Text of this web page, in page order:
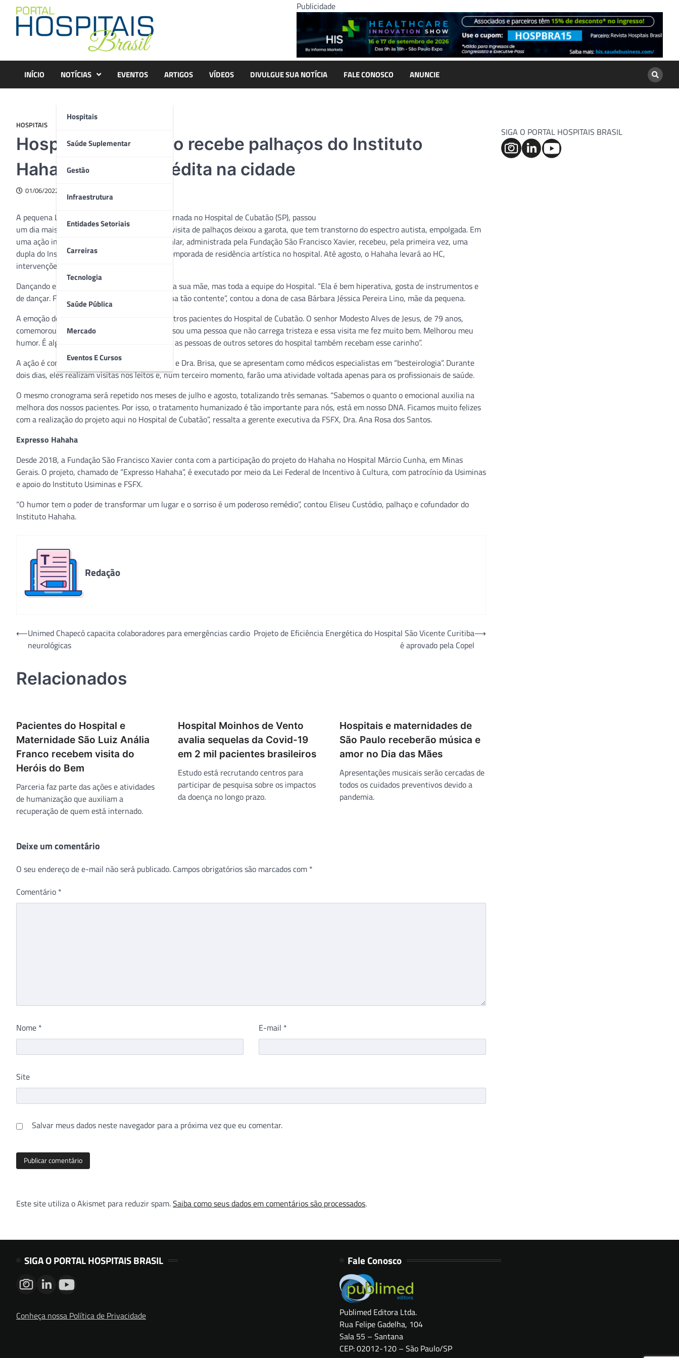
content
Publicidade
INÍCIO NOTÍCIAS
Hospitais
Saúde Suplementar
Gestão
Infraestrutura
Entidades Setoriais
Carreiras
Tecnologia
Saúde Pública
Mercado
Eventos E Cursos
EVENTOS ARTIGOS VÍDEOS DIVULGUE SUA NOTÍCIA FALE CONOSCO ANUNCIE
HOSPITAIS
Hospital de Cubatão recebe palhaços do Instituto
Hahaha em ação inédita na cidade
01/06/2022
A pequena Laura Pereira Lino, de 3 anos, internada no Hospital de Cubatão (SP), passou
um dia mais leve e feliz na terça-feira (31). A visita de palhaços deixou a garota, que tem transtorno do espectro autista, empolgada. Em
uma ação inédita na cidade, a unidade hospitalar, administrada pela Fundação São Francisco Xavier, recebeu, pela primeira vez, uma
dupla do Instituto Hahaha, que iniciou uma temporada de residência artística no hospital. Até agosto, o Hahaha levará ao HC,
intervenções, oficinas e “palhestras”.
Dançando e cantando, Laura comoveu não só a sua mãe, mas toda a equipe do Hospital. “Ela é bem hiperativa, gosta de instrumentos e
de dançar. Fiquei muito feliz em ver minha filha tão contente”, contou a dona de casa Bárbara Jéssica Pereira Lino, mãe da pequena.
A emoção de Laura também foi sentida por outros pacientes do Hospital de Cubatão. O senhor Modesto Alves de Jesus, de 79 anos,
comemorou a interação com os palhaços. “Eu sou uma pessoa que não carrega tristeza e essa visita me fez muito bem. Melhorou meu
humor. É algo muito emocionante. Espero que as pessoas de outros setores do hospital também recebam esse carinho”.
A ação é comandada pelos palhaços Dr. Durval e Dra. Brisa, que se apresentam como médicos especialistas em “besteirologia”. Durante
dois dias, eles realizam visitas nos leitos e, num terceiro momento, farão uma atividade voltada apenas para os profissionais de saúde.
O mesmo cronograma será repetido nos meses de julho e agosto, totalizando três semanas. “Sabemos o quanto o emocional auxilia na
melhora dos nossos pacientes. Por isso, o tratamento humanizado é tão importante para nós, está em nosso DNA. Ficamos muito felizes
com a realização do projeto aqui no Hospital de Cubatão”, ressalta a gerente executiva da FSFX, Dra. Ana Rosa dos Santos.
Expresso Hahaha
Desde 2018, a Fundação São Francisco Xavier conta com a participação do projeto do Hahaha no Hospital Márcio Cunha, em Minas
Gerais. O projeto, chamado de “Expresso Hahaha”, é executado por meio da Lei Federal de Incentivo à Cultura, com patrocínio da Usiminas
e apoio do Instituto Usiminas e FSFX.
“O humor tem o poder de transformar um lugar e o sorriso é um poderoso remédio”, contou Eliseu Custódio, palhaço e cofundador do
Instituto Hahaha.
Redação
Navegação
⟵Unimed Chapecó capacita colaboradores para emergências cardio
neurológicas
Projeto de Eficiência Energética do Hospital São Vicente Curitiba
é aprovado pela Copel
⟶
Relacionados
Pacientes do Hospital e
Maternidade São Luiz Anália
Franco recebem visita do
Heróis do Bem
Parceria faz parte das ações e atividades
de humanização que auxiliam a
recuperação de quem está internado.
Hospital Moinhos de Vento
avalia sequelas da Covid-19
em 2 mil pacientes brasileiros
Estudo está recrutando centros para
participar de pesquisa sobre os impactos
da doença no longo prazo.
Hospitais e maternidades de
São Paulo receberão música e
amor no Dia das Mães
Apresentações musicais serão cercadas de
todos os cuidados preventivos devido a
pandemia.
Deixe um comentário
O seu endereço de e-mail não será publicado. Campos obrigatórios são marcados com *
Comentário *
Nome * E-mail *
Site
Salvar meus dados neste navegador para a próxima vez que eu comentar.
Este site utiliza o Akismet para reduzir spam.Saiba como seus dados em comentários são processados.
SIGA O PORTAL HOSPITAIS BRASIL
SIGA O PORTAL HOSPITAIS BRASIL
Conheça nossa Política de Privacidade
Fale Conosco
Publimed Editora Ltda.
Rua Felipe Gadelha, 104
Sala 55 – Santana
CEP: 02012-120 – São Paulo/SP